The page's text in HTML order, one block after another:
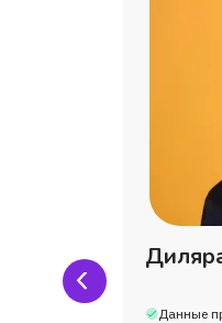
Данные